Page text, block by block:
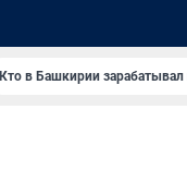
Кто в Башкирии зарабатывал